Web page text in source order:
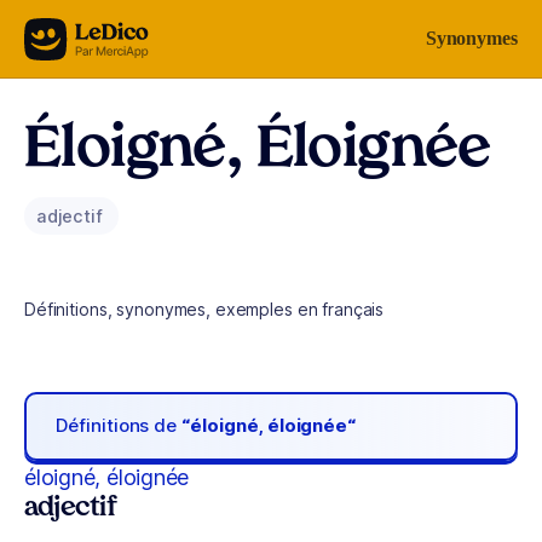
Aller au contenu Synonymes
Éloigné, Éloignée
adjectif
Définitions, synonymes, exemples en français
Définitions de “éloigné, éloignée“
éloigné, éloignée
adjectif